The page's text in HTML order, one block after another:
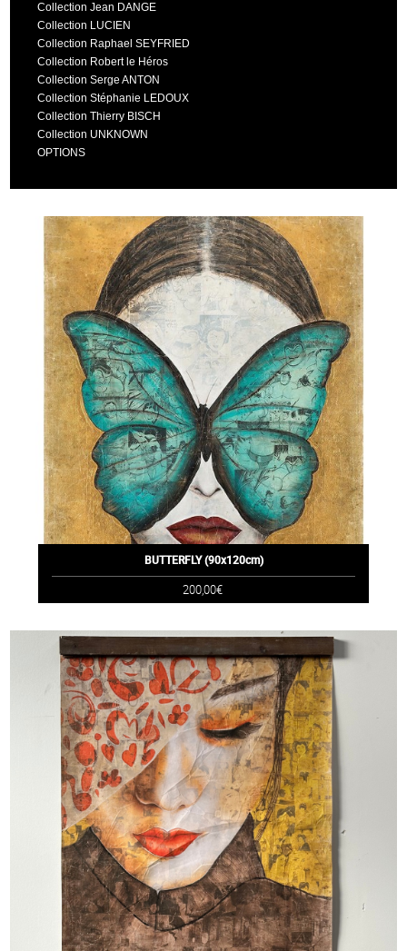
Collection Jean DANGE
Collection LUCIEN
Collection Raphael SEYFRIED
Collection Robert le Héros
Collection Serge ANTON
Collection Stéphanie LEDOUX
Collection Thierry BISCH
Collection UNKNOWN
OPTIONS
BUTTERFLY (90x120cm)
200,00€